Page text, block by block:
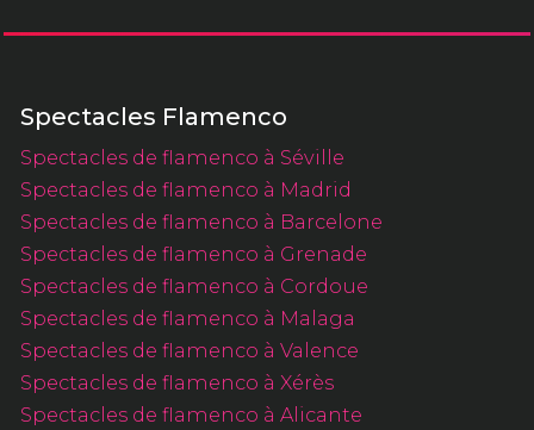
Spectacles Flamenco
Spectacles de flamenco à Séville
Spectacles de flamenco à Madrid
Spectacles de flamenco à Barcelone
Spectacles de flamenco à Grenade
Spectacles de flamenco à Cordoue
Spectacles de flamenco à Malaga
Spectacles de flamenco à Valence
Spectacles de flamenco à Xérès
Spectacles de flamenco à Alicante